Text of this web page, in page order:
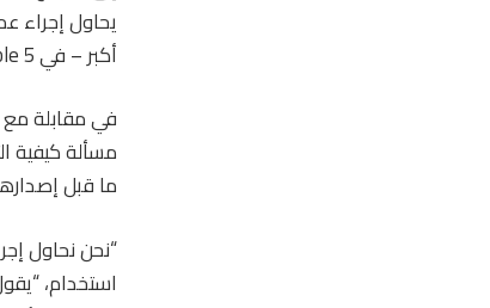
يحاول إجراء
أكبر – في Claude Fable 5، فسيتم إعادة توجيه هذه الطلبات أيضًا إلى Claude Opus 4.8، كما تقول الشركة.
ما قبل
استخدام،